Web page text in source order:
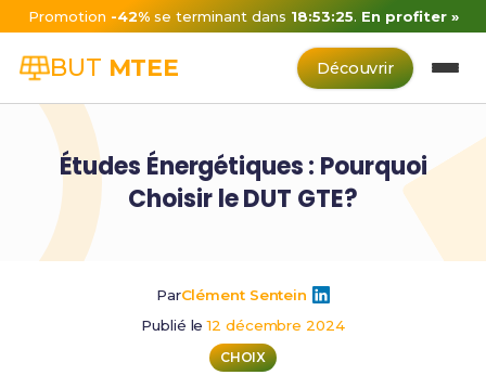
Promotion -42%se terminant dans 18:53:25. En profiter »
BUT MTEE Découvrir
Études Énergétiques : Pourquoi
Choisir le DUT GTE?
ParClément Sentein
Publié le12 décembre 2024
CHOIX